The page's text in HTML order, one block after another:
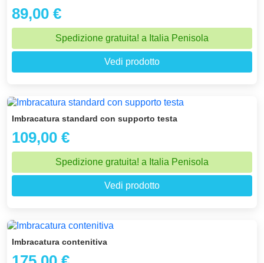
89,00 €
Spedizione gratuita! a Italia Penisola
Vedi prodotto
Imbracatura standard con supporto testa
109,00 €
Spedizione gratuita! a Italia Penisola
Vedi prodotto
Imbracatura contenitiva